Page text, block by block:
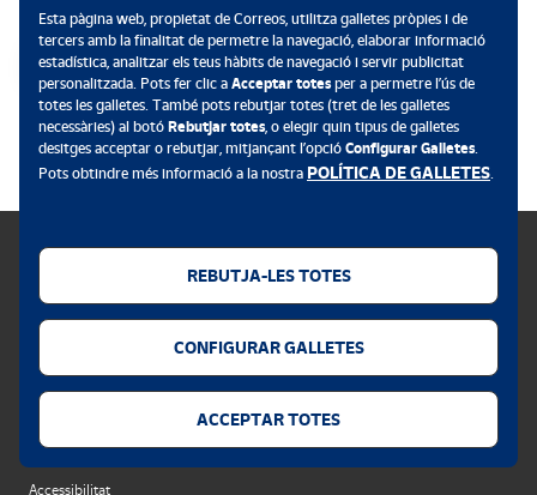
Política de galletes
Avís legal
Alerta de seguretat
Accessibilitat
Esta pàgina web, propietat de Correos, utilitza galletes pròpies i de
tercers amb la finalitat de permetre la navegació, elaborar informació
estadística, analitzar els teus hàbits de navegació i servir publicitat
personalitzada. Pots fer clic a Acceptar totesper a permetre l’ús de
totes les galletes. També pots rebutjar totes (tret de les galletes
necessàries) al botó Rebutjar totes, o elegir quin tipus de galletes
desitges acceptar o rebutjar, mitjançant l’opció Configurar Galletes.
Pots obtindre més informació a la nostra POLÍTICA DE GALLETES.
REBUTJA-LES TOTES
CONFIGURAR GALLETES
ACCEPTAR TOTES